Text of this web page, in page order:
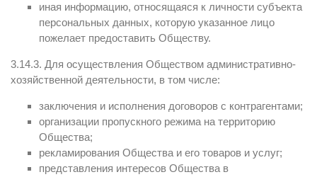
иная информацию, относящаяся к личности субъекта
персональных данных, которую указанное лицо
пожелает предоставить Обществу.
3.14.3. Для осуществления Обществом административно-
хозяйственной деятельности, в том числе:
заключения и исполнения договоров с контрагентами;
организации пропускного режима на территорию
Общества;
рекламирования Общества и его товаров и услуг;
представления интересов Общества в